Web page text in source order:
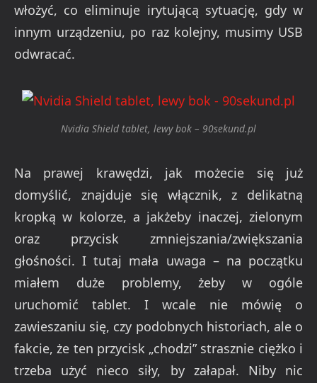
włożyć, co eliminuje irytującą sytuację, gdy w
innym urządzeniu, po raz kolejny, musimy USB
odwracać.
Nvidia Shield tablet, lewy bok – 90sekund.pl
Na prawej krawędzi, jak możecie się już
domyślić, znajduje się włącznik, z delikatną
kropką w kolorze, a jakżeby inaczej, zielonym
oraz przycisk zmniejszania/zwiększania
głośności. I tutaj mała uwaga – na początku
miałem duże problemy, żeby w ogóle
uruchomić tablet. I wcale nie mówię o
zawieszaniu się, czy podobnych historiach, ale o
fakcie, że ten przycisk „chodzi” strasznie ciężko i
trzeba użyć nieco siły, by załapał. Niby nic